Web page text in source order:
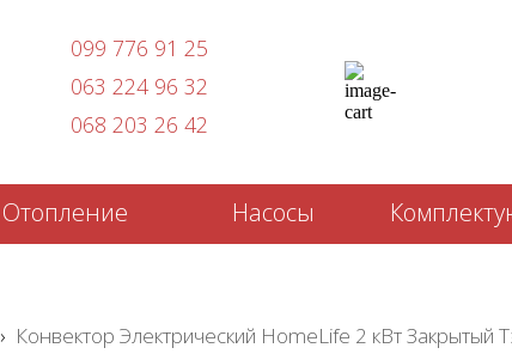
099 776 91 25
063 224 96 32
068 203 26 42
Отопление Насосы
› Конвектор Электрический HomeLife 2 кВт Закрытый